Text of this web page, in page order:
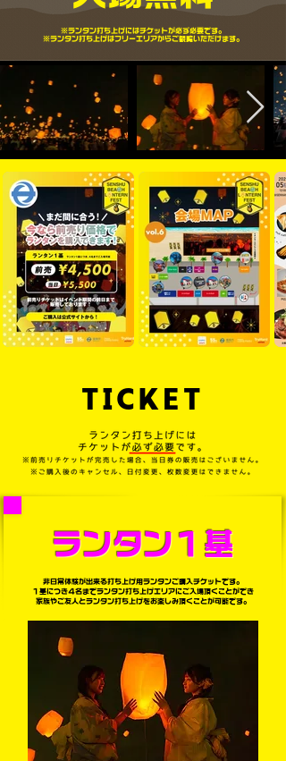
※ランタン打ち上げにはチケットが必ず必要です。
​※ランタン打ち上げはフリーエリアからご観覧いただけます。
TICKET
​ランタン１基
非日常体験が出来る打ち上げ用ランタンご購入チケットです。
１基につき４名までランタン打ち上げエリアにご入場頂くことができ
家族やご友人とランタン打ち上げをお楽しみ頂くことが可能です。